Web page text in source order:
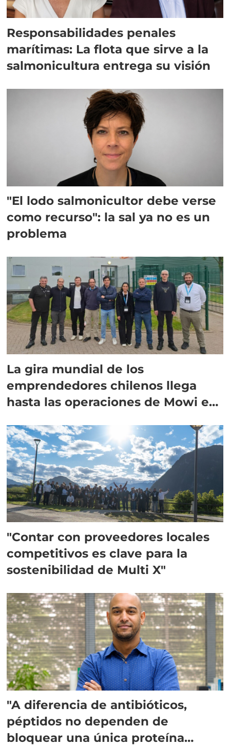
Responsabilidades penales
marítimas: La flota que sirve a la
salmonicultura entrega su visión
"El lodo salmonicultor debe verse
como recurso": la sal ya no es un
problema
La gira mundial de los
emprendedores chilenos llega
hasta las operaciones de Mowi en
"Contar con proveedores locales
competitivos es clave para la
sostenibilidad de Multi X"
"A diferencia de antibióticos,
péptidos no dependen de
bloquear una única proteína